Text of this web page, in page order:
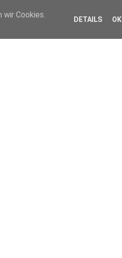
Cookies.
DETAILS OK